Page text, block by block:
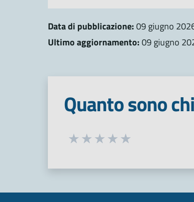
Data di pubblicazione:09 giugno
Ultimo aggiornamento:09 giugno
Quanto sono
Seleziona una valutazione